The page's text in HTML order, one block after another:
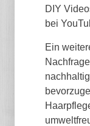
DIY
bei
Ein